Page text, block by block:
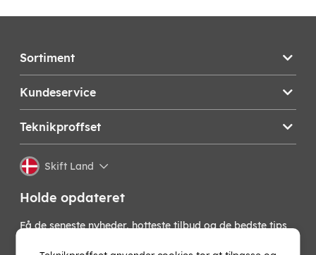
Sortiment
Kundeservice
Teknikproffset
Skift Land
Holde opdateret
Få de seneste nyheder, hotteste tilbud og de bedste tips